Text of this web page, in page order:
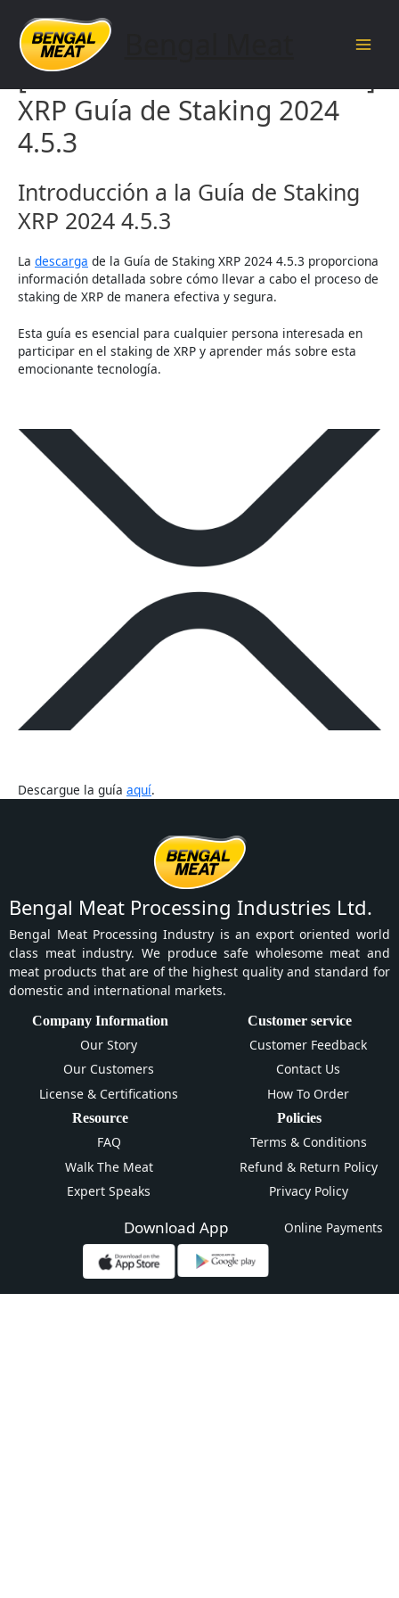
content
[documentnameandversion]
XRP Guía de Staking 2024
4.5.3
Introducción a la Guía de Staking
XRP 2024 4.5.3
La descarga de la Guía de Staking XRP 2024 4.5.3 proporciona
información detallada sobre cómo llevar a cabo el proceso de
staking de XRP de manera efectiva y segura.
Esta guía es esencial para cualquier persona interesada en
participar en el staking de XRP y aprender más sobre esta
emocionante tecnología.
Descargue la guía aquí.
Bengal Meat Processing Industries Ltd.
Bengal Meat Processing Industry is an export oriented world
class meat industry. We produce safe wholesome meat and
meat products that are of the highest quality and standard for
domestic and international markets.
Company Information
Our Story
Our Customers
License & Certifications
Customer service
Customer Feedback
Contact Us
How To Order
Resource
FAQ
Walk The Meat
Expert Speaks
Policies
Terms & Conditions
Refund & Return Policy
Privacy Policy
Download App Online Payments